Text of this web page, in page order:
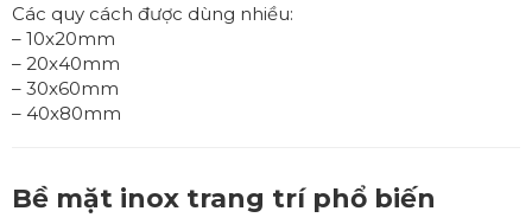
Các quy cách được dùng nhiều:
– 10x20mm
– 20x40mm
– 30x60mm
– 40x80mm
Bề mặt inox trang trí phổ biến